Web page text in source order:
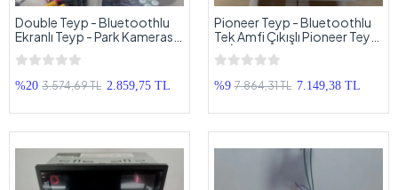
Double Teyp - Bluetoothlu
Ekranlı Teyp - Park Kamerası
Hediyeli
%20 3.574,69 TL 2.859,75 TL
Pioneer Teyp - Bluetoothlu
Tek Amfi Çıkışlı Pioneer Teyp
- PİONEER MVH-S215BT
%9 7.864,31 TL 7.149,38 TL